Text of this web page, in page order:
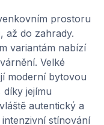
prostoru
až do zahrady.
variantám nabízí
Velké
moderní bytovou
jejímu
autentický a
stínování